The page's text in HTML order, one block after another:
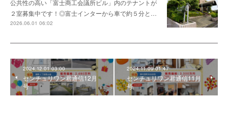
公共性の高い「富士商工会議所ビル」内のテナントが
２室募集中です！◎富士インターから車で約５分と…
2026.06.01 06:02
2024.12.01 03:00
センチュリワン君通信12月
号
2024.11.09 01:47
センチュリワン君通信11月
号